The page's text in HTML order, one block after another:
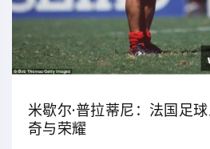
米歇尔·普拉蒂尼：法国足
奇与荣耀